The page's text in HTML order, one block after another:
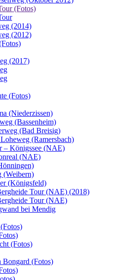
(Fotos)
(2014)
(2012)
(2017)
(Fotos)
(Niederzissen)
(Bassenheim)
(Bad Breisig)
(Ramersbach)
– Königssee (NAE)
(NAE)
(Weibern)
(Königsfeld)
Tour (NAE) (2018)
Tour (NAE)
bei Mendig
(Fotos)
Bongard (Fotos)